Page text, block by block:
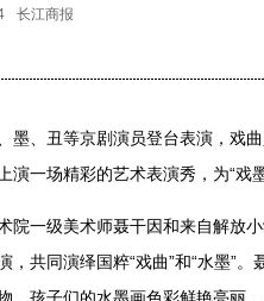
长江商报
、丑等京剧演员登台表演，戏
演一场精彩的艺术表演秀，为“戏
一级美术师聂干因和来自解放小
，共同演绎国粹“戏曲”和“水墨”